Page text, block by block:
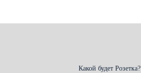
Какой будет Розетка?